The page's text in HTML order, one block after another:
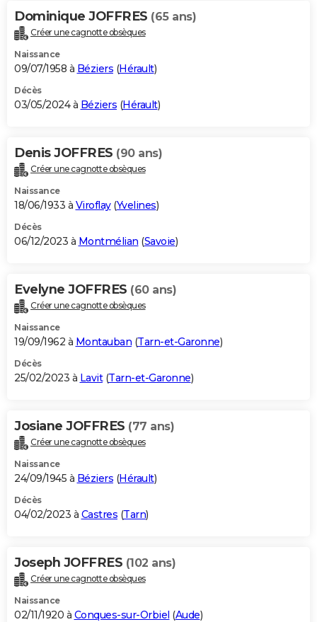
Dominique JOFFRES (65 ans)
Créer une cagnotte obsèques
Naissance
09/07/1958 à Béziers (Hérault)
Décès
03/05/2024 à Béziers (Hérault)
Denis JOFFRES (90 ans)
Créer une cagnotte obsèques
Naissance
18/06/1933 à Viroflay(Yvelines)
Décès
06/12/2023 à Montmélian (Savoie)
Evelyne JOFFRES (60 ans)
Créer une cagnotte obsèques
Naissance
19/09/1962 à Montauban (Tarn-et-Garonne)
Décès
25/02/2023 à Lavit(Tarn-et-Garonne)
Josiane JOFFRES (77 ans)
Créer une cagnotte obsèques
Naissance
24/09/1945 à Béziers (Hérault)
Décès
04/02/2023 à Castres (Tarn)
Joseph JOFFRES (102 ans)
Créer une cagnotte obsèques
Naissance
02/11/1920 à Conques-sur-Orbiel (Aude)